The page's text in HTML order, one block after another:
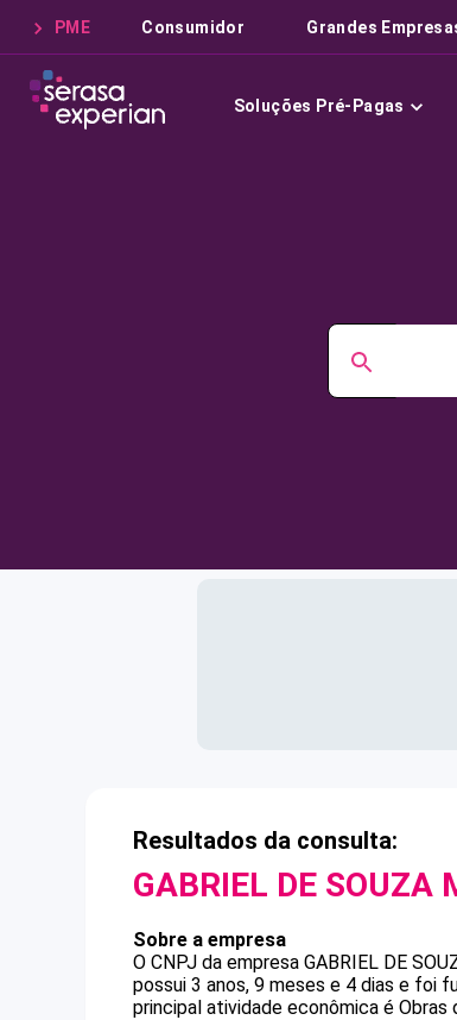
PME Consumidor Grandes
Soluções Pré-Pagas
Resultados da consulta:
GABRIEL DE SOUZA
Sobre a empresa
O CNPJ da empresa GABRIEL DE
possui 3 anos, 9 meses e 4 dias e foi
principal atividade econômica é Obras